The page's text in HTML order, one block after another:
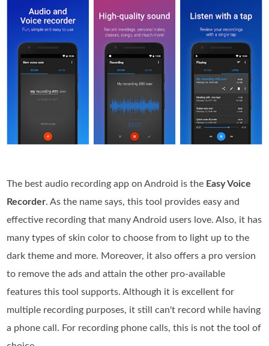
The best audio recording app on Android is the Easy Voice
Recorder. As the name says, this tool provides easy and
effective recording that many Android users love. Also, it has
many types of skin color to choose from to light up to the
dark theme and more. Moreover, it also offers a pro version
to remove the ads and attain the other pro-available
features this tool supports. Although it is excellent for
multiple recording purposes, it still can't record while having
a phone call. For recording phone calls, this is not the tool of